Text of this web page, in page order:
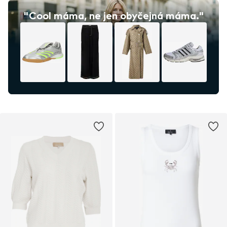
"Cool máma, ne jen obyčejná máma."